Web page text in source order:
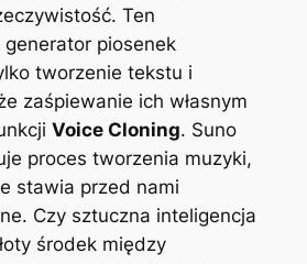
Ten
piosenek
tworzenie tekstu i
zaśpiewanie ich własnym
Voice Cloning. Suno
proces tworzenia muzyki,
stawia przed nami
Czy sztuczna inteligencja
środek między